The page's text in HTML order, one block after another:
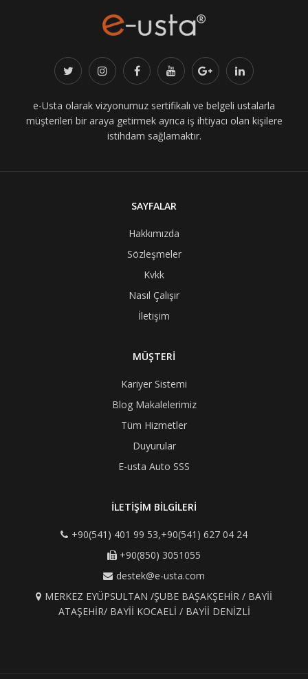
e-Usta olarak vizyonumuz sertifikalı ve belgeli ustalarla
müşterileri bir araya getirmek ayrıca iş ihtiyacı olan kişilere
istihdam sağlamaktır.
SAYFALAR
Hakkımızda
Sözleşmeler
Kvkk
Nasıl Çalışır
İletişim
MÜŞTERİ
Kariyer Sistemi
Blog Makalelerimiz
Tüm Hizmetler
Duyurular
E-usta Auto SSS
İLETİŞİM BİLGİLERİ
+90(541) 401 99 53,+90(541) 627 04 24
+90(850) 3051055
destek@e-usta.com
MERKEZ EYÜPSULTAN /ŞUBE BAŞAKŞEHİR / BAYİİ
ATAŞEHİR/ BAYİİ KOCAELİ / BAYİİ DENİZLİ